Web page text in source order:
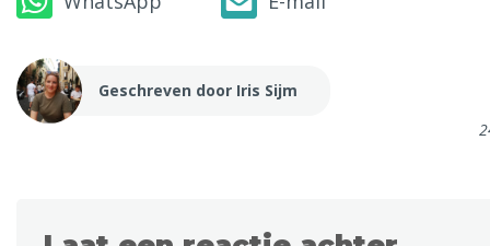
Geschreven door Iris Sijm